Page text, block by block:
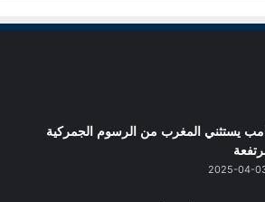
يستثني المغرب من الرسوم الجمركية
2025-04-